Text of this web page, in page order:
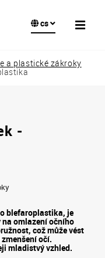
cs
a plastické zákroky
-
blefaroplastika, je
omlazení očního
což může vést
očí.
mladistvý vzhled.